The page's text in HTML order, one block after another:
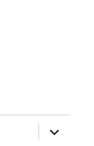
öffnen